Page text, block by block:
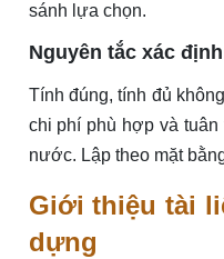
sánh lựa chọn.
Nguyên tắc xác
Tính đúng, tính đủ
chi phí phù hợp và tuân
nước. Lập theo mặt
Giới thiệu tài
dựng